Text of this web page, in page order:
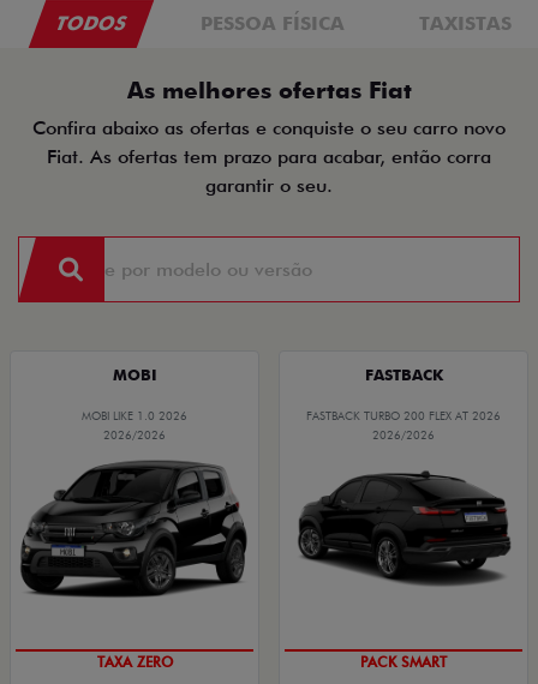
TODOS PESSOA FÍSICA TAXISTAS
As melhores ofertas Fiat
Confira abaixo as ofertas e conquiste o seu carro novo
Fiat. As ofertas tem prazo para acabar, então corra
garantir o seu.
MOBI
MOBI LIKE 1.0 2026
2026/2026
TAXA ZERO
FASTBACK
FASTBACK TURBO 200 FLEX AT 2026
2026/2026
PACK SMART